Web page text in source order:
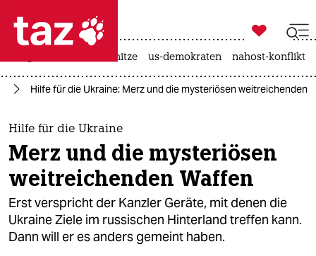
 taz zahl ich
taz zahl ich
themen
politik
öko
gesellschaft

taz zahl ich
hitze us-demokraten nahost-konflikt
Hilfe für die Ukraine: Merz und die mysteriösen weitreichenden
Hilfe für die Ukraine
Merz und die mysteriösen
weitreichenden Waffen
Erst verspricht der Kanzler Geräte, mit denen die
Ukraine Ziele im russischen Hinterland treffen kann.
Dann will er es anders gemeint haben.